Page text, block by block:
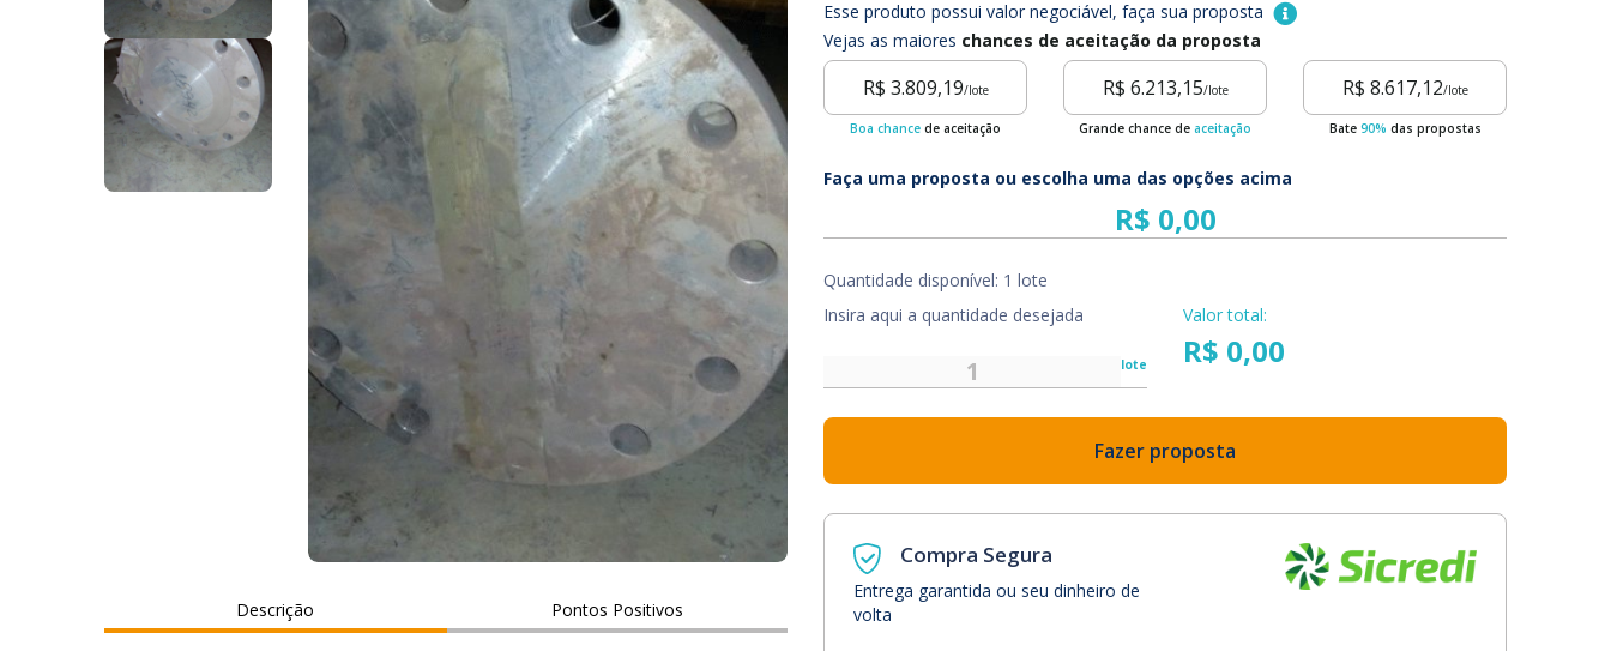
Descrição Pontos Positivos
Esse produto possui valor negociável, faça sua proposta
Vejas as maiores chances de aceitação da proposta
R$ 3.809,19/lote
Boa chance de aceitação
R$ 6.213,15/lote
Grande chance de aceitação
R$ 8.617,12/lote
Bate 90% das propostas
Faça uma proposta ou escolha uma das opções acima
Quantidade disponível: 1 lote
Insira aqui a quantidade desejada
lote
Valor total:
R$ 0,00
Fazer proposta
Compra Segura
Entrega garantida ou seu dinheiro de
volta